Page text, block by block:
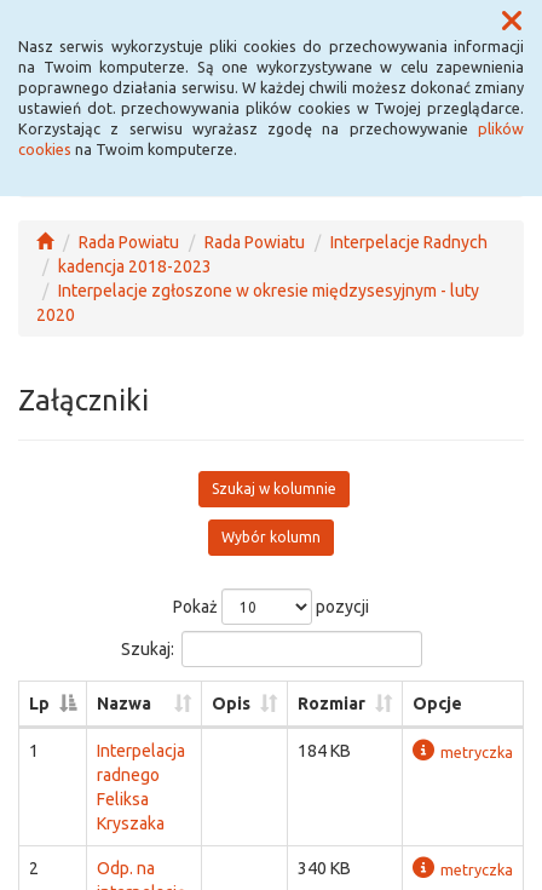
Nasz serwis wykorzystuje pliki cookies do przechowywania informacji
na Twoim komputerze. Są one wykorzystywane w celu zapewnienia
poprawnego działania serwisu. W każdej chwili możesz dokonać zmiany
ustawień dot. przechowywania plików cookies w Twojej przeglądarce.
Korzystając z serwisu wyrażasz zgodę na przechowywanie plików
cookies na Twoim komputerze.
Menu
Rada Powiatu Rada Powiatu
Interpelacje Radnych
kadencja 2018-2023
Interpelacje zgłoszone w okresie międzysesyjnym - luty
2020
Załączniki
Szukaj w kolumnie
Wybór kolumn
Pokaż pozycji
Szukaj:
Lp Nazwa Opis Rozmiar Opcje
1
Interpelacja
radnego
Feliksa
Kryszaka
184 KB metryczka
2
Odp. na
340 KB metryczka